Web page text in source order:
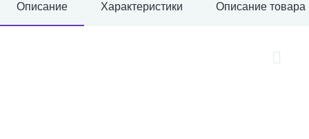
Описание Характеристики Описание товара